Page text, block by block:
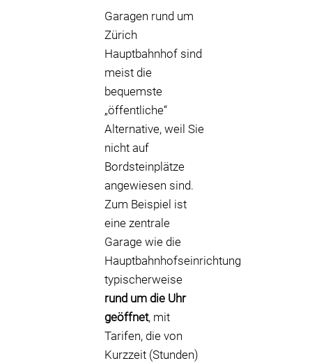
Garagen rund um
Zürich
Hauptbahnhof sind
meist die
bequemste
„öffentliche“
Alternative, weil Sie
nicht auf
Bordsteinplätze
angewiesen sind.
Zum Beispiel ist
eine zentrale
Garage wie die
Hauptbahnhofseinrichtung
typischerweise
rund um die Uhr
geöffnet, mit
Tarifen, die von
Kurzzeit (Stunden)